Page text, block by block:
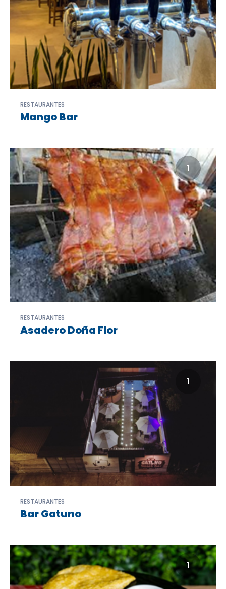
RESTAURANTES
Mango Bar
1
RESTAURANTES
Asadero Doña Flor
1
RESTAURANTES
Bar Gatuno
1